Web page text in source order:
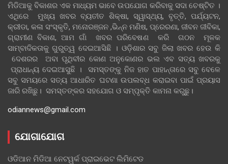
ମିଡିଆକୁ ବିକାଶର ଏକ ମାଧ୍ୟମ ଭାବେ ଉପଯୋଗ କରିବାକୁ ସଦା ଚେଷ୍ଟିତ ।
ଏଥିରେ ମୁଖ୍ୟ ଖବର ବ୍ୟତୀତ ଶିକ୍ଷା, ସ୍ୱାସ୍ଥ୍ୟ, ବୃତ୍ତି, ପର୍ଯ୍ୟଟନ,
କ୍ରୀଡା, କଳା ସଂସ୍କୃତି, ମନୋରଞ୍ଜନ ,ଭିନ୍ନ ମଣିଷ, ପ୍ରେରଣା, ଜୀବନ ଜୀବିକା,
ଗ୍ରାମୀଣ ବିକାଶ, ଆମ ଗାଁ ଖବର ପରିବେଷଣ କରି ଗଠନ ମୂଳକ
ସାମ୍ବାଦିକତାକୁ ଗୁରୁତ୍ୱ ଦେଇଆସିଛି । ଓଡ଼ିଶାର ସବୁ ଜିଲା ଖବର ହେଉ କି
ଦେଶରର ଅବା ପୃଥିବୀର କୋଣ ଅନୁକୋଣର ଭଲ ଏବ ସତ୍ୟ ଖବରକୁ
ପ୍ରାଧାନ୍ୟ ଦେଇଆସୁଛି । ସମସ୍ତଙ୍କୁ ନିଜ ହାତ ପାହାନ୍ତାରେ ସବୁ ବେଳେ
ସବୁ ସମୟରେ ସତ୍ୟ ଆଧାରିତ ଘଟଣା ଉପଲବ୍ଧ କରାଇବା ପାଇଁ ପ୍ରୟାସ
ଜାରି ରଖିଛୁ। ସମସ୍ତଙ୍କର ସହଯୋଗ ଓ ସମ୍ପୃକ୍ତି କାମନା କରୁଛୁ।
odiannews@gmail.com
ଯୋଗାଯୋଗ
ଓଡିଆନ ମିଡିଆ ନେଟୱର୍କ ପ୍ରାଇଭେଟ ଲିମିଟେଡ